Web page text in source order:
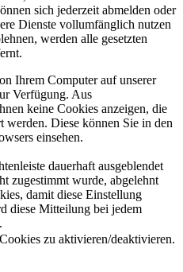
sich jederzeit abmelden oder
Dienste vollumfänglich nutzen
werden alle gesetzten
Ihrem Computer auf unserer
Verfügung. Aus
keine Cookies anzeigen, die
werden. Diese können Sie in den
einsehen.
dauerhaft ausgeblendet
zugestimmt wurde, abgelehnt
damit diese Einstellung
diese Mitteilung bei jedem
zu aktivieren/deaktivieren.